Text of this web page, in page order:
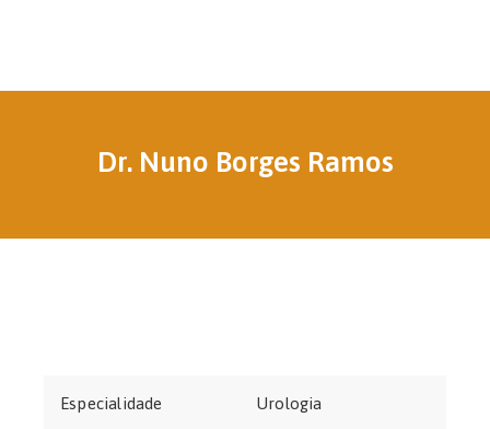
Dr. Nuno Borges Ramos
Especialidade Urologia